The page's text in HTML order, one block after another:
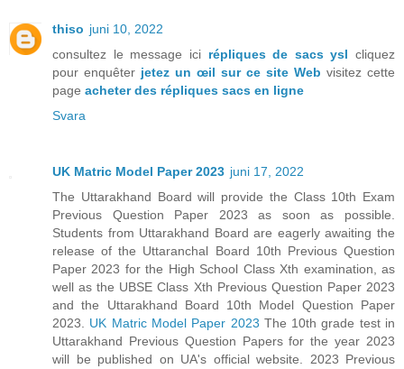
thiso juni 10, 2022
consultez le message ici répliques de sacs ysl cliquez
pour enquêter jetez un œil sur ce site Web visitez cette
page acheter des répliques sacs en ligne
Svara
UK Matric Model Paper 2023 juni 17, 2022
The Uttarakhand Board will provide the Class 10th Exam
Previous Question Paper 2023 as soon as possible.
Students from Uttarakhand Board are eagerly awaiting the
release of the Uttaranchal Board 10th Previous Question
Paper 2023 for the High School Class Xth examination, as
well as the UBSE Class Xth Previous Question Paper 2023
and the Uttarakhand Board 10th Model Question Paper
2023. UK Matric Model Paper 2023 The 10th grade test in
Uttarakhand Previous Question Papers for the year 2023
will be published on UA's official website. 2023 Previous